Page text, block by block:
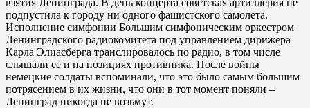
подпустила к городу ни одного фашистского самолета.
Исполнение симфонии Большим симфоническим оркестром
Ленинградского радиокомитета под управлением дирижера
Карла Элиасберга транслировалось по радио, в том числе
слышали ее и на позициях противника. После войны
немецкие солдаты вспоминали, что это было самым большим
потрясением в их жизни, что они в тот момент поняли –
Ленинград никогда не возьмут.